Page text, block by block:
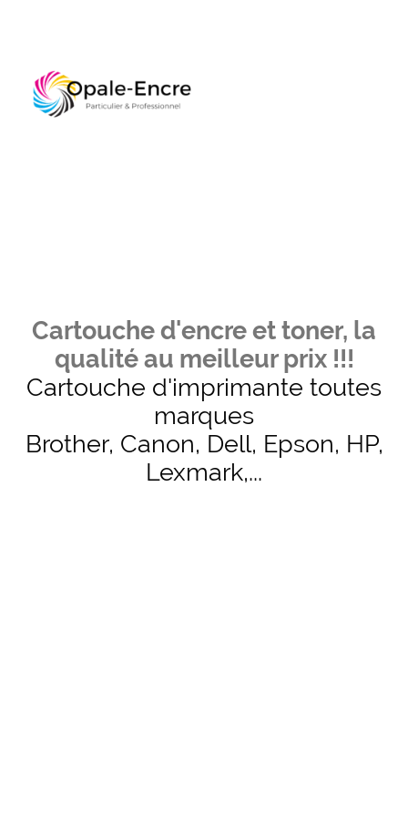
Cartouche d'encre et toner, la
qualité au meilleur prix !!!
Cartouche d'imprimante toutes
marques
Brother, Canon, Dell, Epson, HP,
Lexmark,...